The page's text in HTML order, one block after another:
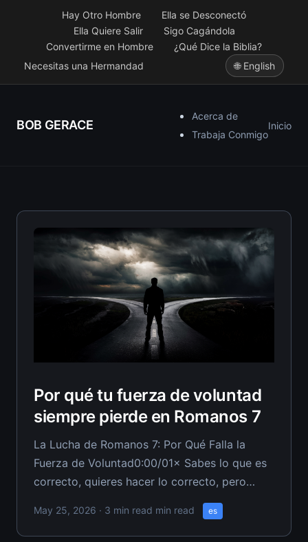
Hay Otro Hombre
Ella se Desconectó
Ella Quiere Salir
Sigo Cagándola
Convertirme en Hombre
¿Qué Dice la Biblia?
Necesitas una Hermandad
🌐 English
BOB GERACE
Acerca de
Trabaja Conmigo
Inicio
Por qué tu fuerza de voluntad
siempre pierde en Romanos 7
La Lucha de Romanos 7: Por Qué Falla la
Fuerza de Voluntad0:00/01× Sabes lo que es
correcto, quieres hacer lo correcto, pero
cuando llega la presión, sigues eligiendo mal.
Cada promesa que le has hecho a tu esposa
sobre cambiar yace destrozada porque la
May 25, 2026 · 3 min read min read es